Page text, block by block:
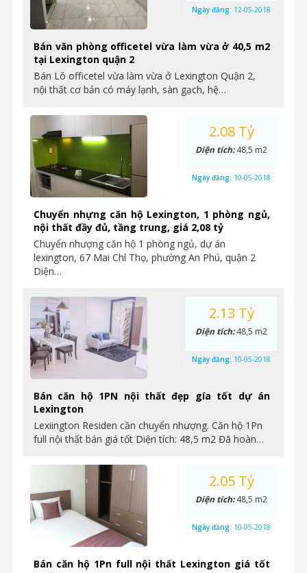
Bán văn phòng officetel vừa làm vừa ở 40,5 m2
tại Lexington quận 2
Bán Lô officetel vừa làm vừa ở Lexington Quận 2,
nội thất cơ bản có máy lạnh, sàn gạch, hệ…
Ngày đăng: 12-05-2018
Chuyển nhựng căn hộ Lexington, 1 phòng ngủ,
nội thất đầy đủ, tầng trung, giá 2,08 tỷ
Chuyển nhượng căn hộ 1 phòng ngủ, dự án
lexington, 67 Mai Chí Thọ, phường An Phú, quận 2
Diện…
2.08 Tỷ
Diện tích:48,5 m2
Ngày đăng: 10-05-2018
Bán căn hộ 1PN nội thất đẹp gía tốt dự án
Lexington
Lexiington Residen cần chuyển nhượng. Căn hộ 1Pn
full nội thất bán giá tốt Diện tích: 48,5 m2 Đã hoàn…
2.13 Tỷ
Diện tích:48,5 m2
Ngày đăng: 10-05-2018
Bán căn hộ 1Pn full nội thất Lexington giá tốt
2.05 Tỷ
Diện tích:48,5 m2
Ngày đăng: 10-05-2018